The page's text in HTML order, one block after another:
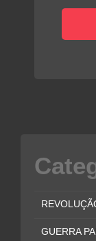
GUERRA